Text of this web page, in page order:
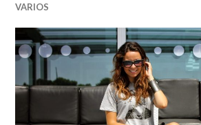
VARIOS